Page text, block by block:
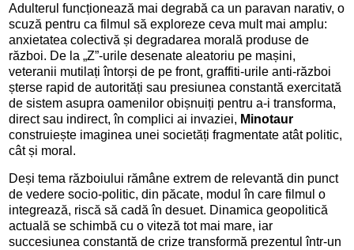
Adulterul funcționează mai degrabă ca un paravan narativ, o
scuză pentru ca filmul să exploreze ceva mult mai amplu:
anxietatea colectivă și degradarea morală produse de
război. De la „Z”-urile desenate aleatoriu pe mașini,
veteranii mutilați întorși de pe front, graffiti-urile anti-război
șterse rapid de autorități sau presiunea constantă exercitată
de sistem asupra oamenilor obișnuiți pentru a-i transforma,
direct sau indirect, în complici ai invaziei, Minotaur
construiește imaginea unei societăți fragmentate atât politic,
cât și moral.
Deși tema războiului rămâne extrem de relevantă din punct
de vedere socio-politic, din păcate, modul în care filmul o
integrează, riscă să cadă în desuet. Dinamica geopolitică
actuală se schimbă cu o viteză tot mai mare, iar
succesiunea constantă de crize transformă prezentul într-un